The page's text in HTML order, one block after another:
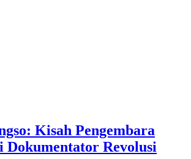
Kisah Pengembara
Dokumentator Revolusi